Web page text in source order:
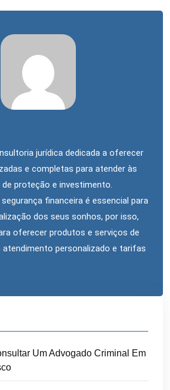
jurídica dedicada a oferecer
e completas para atender às
proteção e investimento.
financeira é essencial para
dos seus sonhos, por isso,
oferecer produtos e serviços de
atendimento personalizado e tarifas
Um Advogado Criminal Em